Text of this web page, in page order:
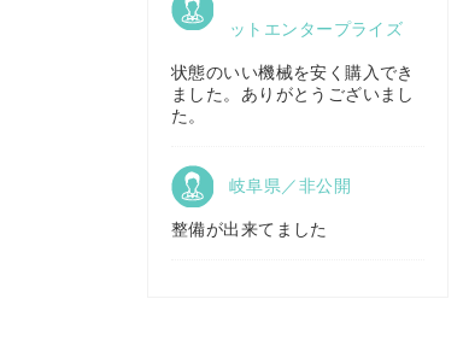
TMKトレーディング株式会社
福島県／
ットエンタープライズ
状態のいい機械を安く購入でき
ました。ありがとうございまし
た。
岐阜県／非公開
整備が出来てました